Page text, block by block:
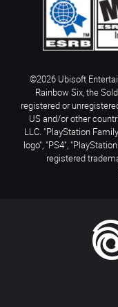
©2026 Ubisoft
Rainbow Six, the
registered or
US and/or other
LLC. "PlayStation
logo", "PS4",
registered